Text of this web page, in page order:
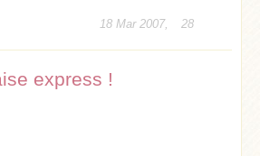
18 Mar 2007, 28
express !